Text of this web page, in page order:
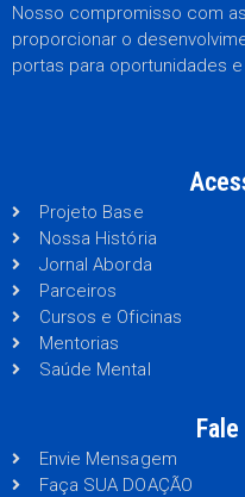
Nosso compromisso com
proporcionar o
portas para oportunidades
Projeto Base
Nossa História
Jornal Aborda
Parceiros
Cursos e Oficinas
Mentorias
Saúde Mental
Envie Mensagem
Faça SUA DOAÇÃO